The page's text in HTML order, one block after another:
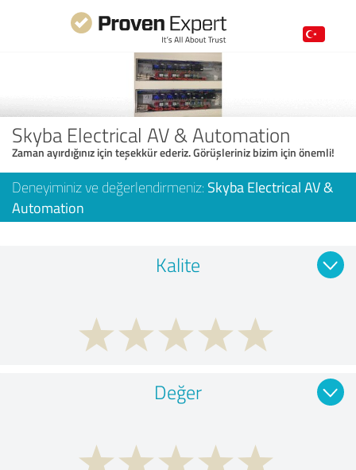
Skyba Electrical AV & Automation
Zaman ayırdığınız için teşekkür ederiz. Görüşleriniz bizim için önemli!
Deneyiminiz ve değerlendirmeniz: Skyba Electrical AV &
Automation
Kalite
Değer